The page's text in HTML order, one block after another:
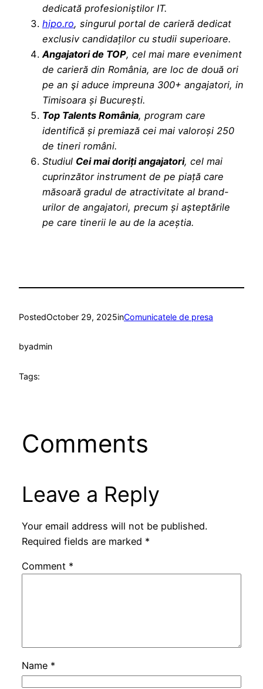
dedicată profesioniștilor IT.
hipo.ro, singurul portal de carieră dedicat
exclusiv candidaților cu studii superioare.
Angajatori de TOP, cel mai mare eveniment
de carieră din România, are loc de două ori
pe an şi aduce impreuna 300+ angajatori, in
Timisoara și București.
Top Talents România, program care
identifică și premiază cei mai valoroși 250
de tineri români.
Studiul Cei mai doriți angajatori, cel mai
cuprinzător instrument de pe piață care
măsoară gradul de atractivitate al brand-
urilor de angajatori, precum și așteptările
pe care tinerii le au de la aceștia.
PostedOctober 29, 2025inComunicatele de presa
byadmin
Tags:
Comments
Leave a Reply
Your email address will not be published.
Required fields are marked *
Comment *
Name *